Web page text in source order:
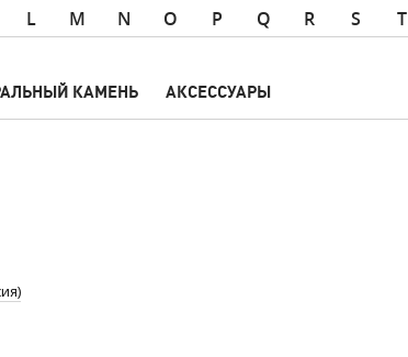
L M N O P Q R S T
КАМЕНЬ АКСЕССУАРЫ